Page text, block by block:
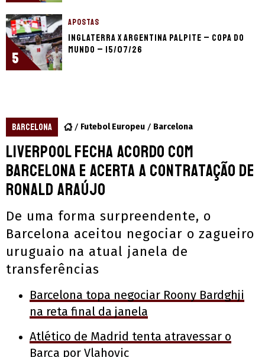
5
APOSTAS
Inglaterra x Argentina palpite – Copa do
Mundo – 15/07/26
BARCELONA Futebol Europeu Barcelona
Liverpool fecha acordo com
Barcelona e acerta a contratação de
Ronald Araújo
De uma forma surpreendente, o
Barcelona aceitou negociar o zagueiro
uruguaio na atual janela de
transferências
Barcelona topa negociar Roony Bardghji
na reta final da janela
Atlético de Madrid tenta atravessar o
Barça por Vlahovic